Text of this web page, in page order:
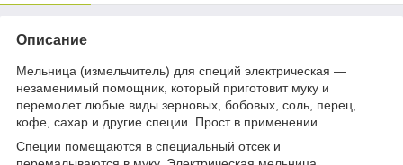
Описание
Мельница (измельчитель) для специй электрическая —
незаменимый помощник, который приготовит муку и
перемолет любые виды зерновых, бобовых, соль, перец,
кофе, сахар и другие специи. Прост в применении.
Специи помещаются в специальный отсек и